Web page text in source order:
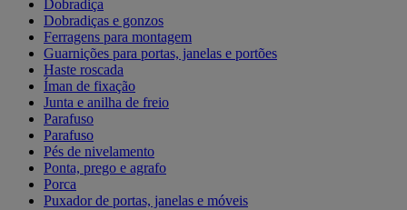
Dobradiça
Dobradiças e gonzos
Ferragens para montagem
Guarnições para portas, janelas e portões
Haste roscada
Íman de fixação
Junta e anilha de freio
Parafuso
Parafuso
Pés de nivelamento
Ponta, prego e agrafo
Porca
Puxador de portas, janelas e móveis